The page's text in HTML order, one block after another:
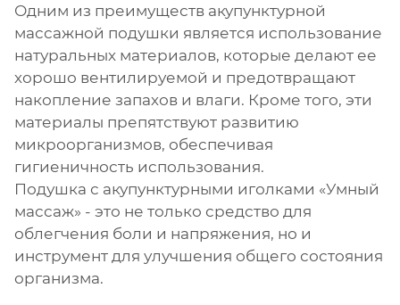
Одним из преимуществ акупунктурной
массажной подушки является использование
натуральных материалов, которые делают ее
хорошо вентилируемой и предотвращают
накопление запахов и влаги. Кроме того, эти
материалы препятствуют развитию
микроорганизмов, обеспечивая
гигиеничность использования.
Подушка с акупунктурными иголками «Умный
массаж» - это не только средство для
облегчения боли и напряжения, но и
инструмент для улучшения общего состояния
организма.